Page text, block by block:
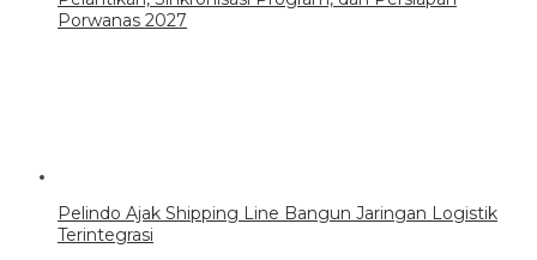
Porwanas 2027
Pelindo Ajak Shipping Line Bangun Jaringan Logistik
Terintegrasi